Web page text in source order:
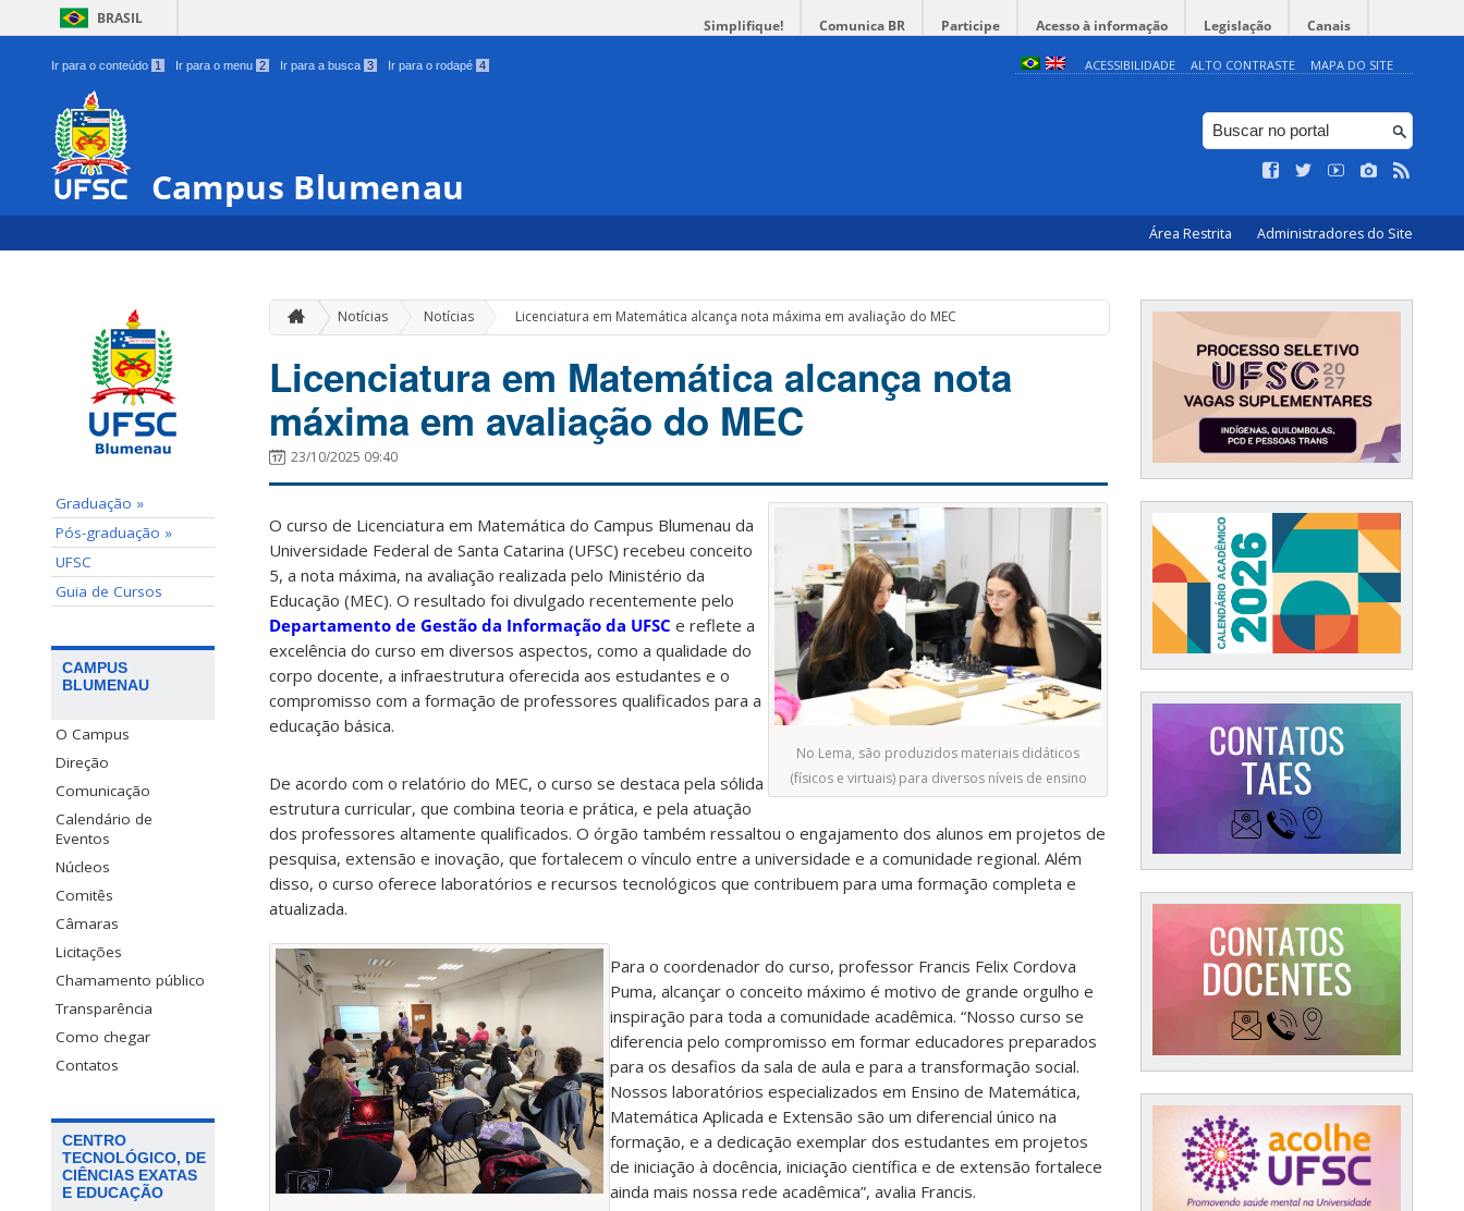
BRASIL Simplifique! Comunica BR Participe Acesso à informação Legislação Canais
Ir para o conteúdo 1 Ir para o menu 2 Ir para a busca 3 Ir para o rodapé 4 ACESSIBILIDADE ALTO CONTRASTE MAPA DO SITE
Campus Blumenau
Área Restrita Administradores do Site
Graduação »
Pós-graduação »
UFSC
Guia de Cursos
CAMPUS
BLUMENAU
O Campus
Direção
Comunicação
Calendário de
Eventos
Núcleos
Comitês
Câmaras
Licitações
Chamamento público
Transparência
Como chegar
Contatos
CENTRO
TECNOLÓGICO, DE
CIÊNCIAS EXATAS
E EDUCAÇÃO
Notícias Notícias » Licenciatura em Matemática alcança nota máxima em avaliação do MEC
Licenciatura em Matemática alcança nota
máxima em avaliação do MEC
23/10/2025 09:40
No Lema, são produzidos materiais didáticos
(físicos e virtuais) para diversos níveis de ensino
O curso de Licenciatura em Matemática do Campus Blumenau da
Universidade Federal de Santa Catarina (UFSC) recebeu conceito
5, a nota máxima, na avaliação realizada pelo Ministério da
Educação (MEC). O resultado foi divulgado recentemente pelo
Departamento de Gestão da Informação da UFSC e reflete a
excelência do curso em diversos aspectos, como a qualidade do
corpo docente, a infraestrutura oferecida aos estudantes e o
compromisso com a formação de professores qualificados para a
educação básica.
De acordo com o relatório do MEC, o curso se destaca pela sólida
estrutura curricular, que combina teoria e prática, e pela atuação
dos professores altamente qualificados. O órgão também ressaltou o engajamento dos alunos em projetos de
pesquisa, extensão e inovação, que fortalecem o vínculo entre a universidade e a comunidade regional. Além
disso, o curso oferece laboratórios e recursos tecnológicos que contribuem para uma formação completa e
atualizada.
Para o coordenador do curso, professor Francis Felix Cordova
Puma, alcançar o conceito máximo é motivo de grande orgulho e
inspiração para toda a comunidade acadêmica. “Nosso curso se
diferencia pelo compromisso em formar educadores preparados
para os desafios da sala de aula e para a transformação social.
Nossos laboratórios especializados em Ensino de Matemática,
Matemática Aplicada e Extensão são um diferencial único na
formação, e a dedicação exemplar dos estudantes em projetos
de iniciação à docência, iniciação científica e de extensão fortalece
ainda mais nossa rede acadêmica”, avalia Francis.